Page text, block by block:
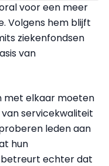
voor een meer
Volgens hem blijft
ziekenfondsen
van
met elkaar moeten
servicekwaliteit
leden aan
hun
betreurt echter dat